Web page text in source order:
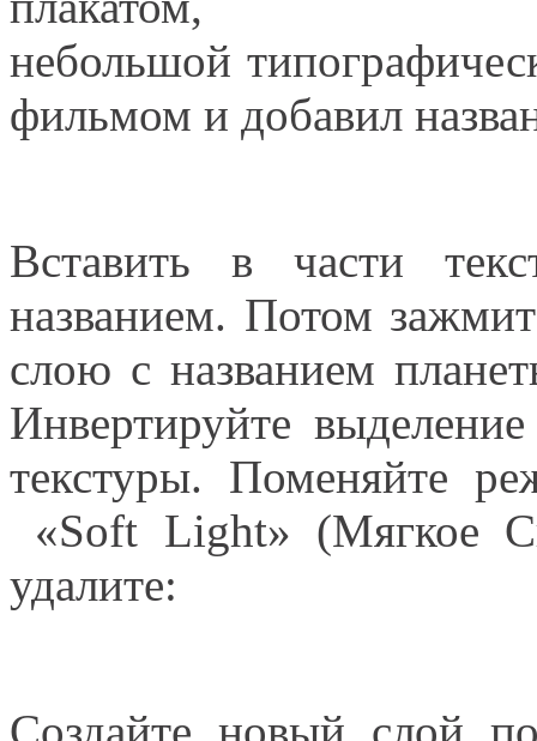
небольшой
фильмом и добавил
Вставить в части
названием. Потом
слою с названием
Инвертируйте
текстуры. Поменяйте
«Soft Light» (Мягкое
удалите: